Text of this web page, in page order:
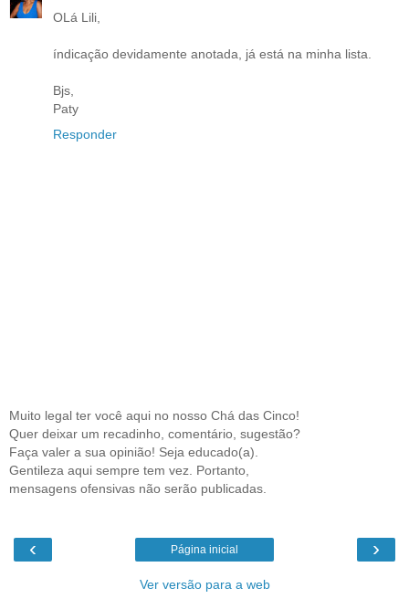
OLá Lili,
índicação devidamente anotada, já está na minha lista.
Bjs,
Paty
Responder
Muito legal ter você aqui no nosso Chá das Cinco!
Quer deixar um recadinho, comentário, sugestão?
Faça valer a sua opinião! Seja educado(a).
Gentileza aqui sempre tem vez. Portanto,
mensagens ofensivas não serão publicadas.
‹ ›
Página inicial
Ver versão para a web